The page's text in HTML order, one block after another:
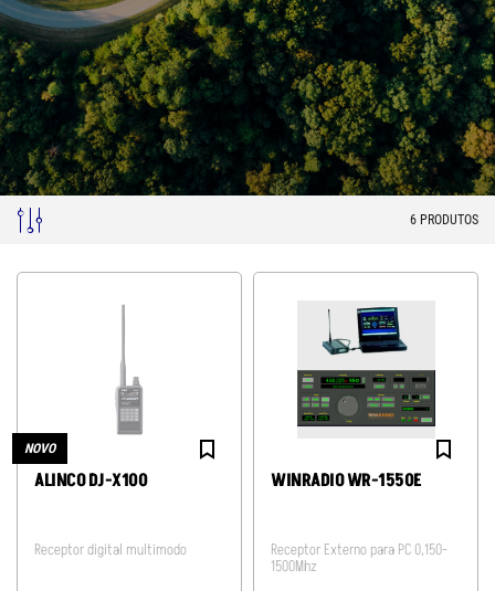
6PRODUTOS
NOVO
ALINCO DJ-X100
Receptor digital multimodo
WINRADIO WR-1550E
Receptor Externo para PC 0,150-
1500Mhz